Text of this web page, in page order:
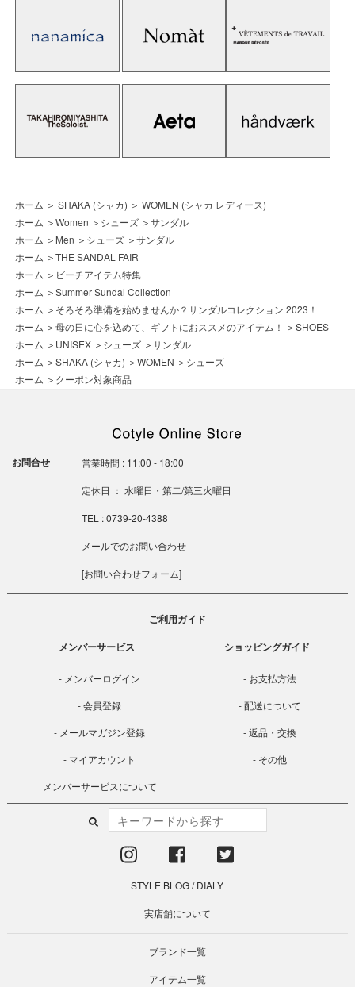
ホーム ＞ SHAKA (シャカ) ＞ WOMEN (シャカ レディース)
ホーム ＞Women ＞ シューズ ＞サンダル
ホーム ＞ Men ＞ シューズ ＞サンダル
ホーム ＞THE SANDAL FAIR
ホーム ＞ ビーチアイテム特集
ホーム ＞Summer Sundal Collection
ホーム ＞ そろそろ準備を始めませんか？サンダルコレクション 2023！
ホーム ＞母の日に心を込めて、ギフトにおススメのアイテム！ ＞SHOES
ホーム ＞ UNISEX ＞ シューズ ＞サンダル
ホーム ＞SHAKA (シャカ) ＞WOMEN ＞ シューズ
ホーム ＞ クーポン対象商品
お問合せ 営業時間 : 11:00 - 18:00
定休日 ： 水曜日・第二/第三火曜日
TEL : 0739-20-4388
メールでのお問い合わせ
[お問い合わせフォーム]
ご利用ガイド
メンバーサービス
メンバーログイン
会員登録
メールマガジン登録
マイアカウント
メンバーサービスについて
ショッピングガイド
お支払方法
配送について
返品・交換
その他
STYLE BLOG/DIALY
実店舗について
ブランド一覧
アイテム一覧